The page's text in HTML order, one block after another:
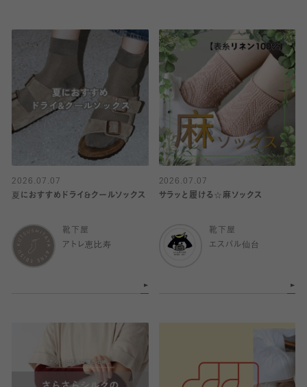
2026.07.07
夏におすすめドライ&クールソックス
靴下屋
アトレ恵比寿
2026.07.07
サラッと履ける☆麻ソックス
靴下屋
エスパル仙台